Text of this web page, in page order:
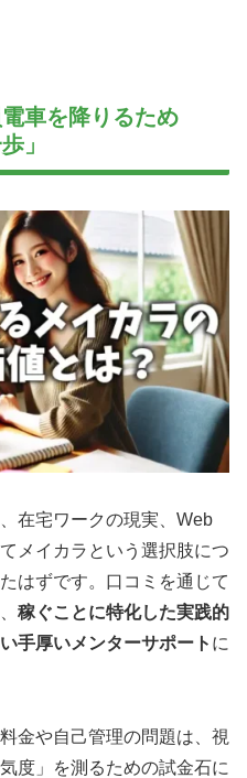
車を降りるため
」
在宅ワークの現実、Web
メイカラという選択肢につ
はずです。口コミを通じて
稼ぐことに特化した実践的
手厚いメンターサポート に
金や自己管理の問題は、視
度」を測るための試金石に